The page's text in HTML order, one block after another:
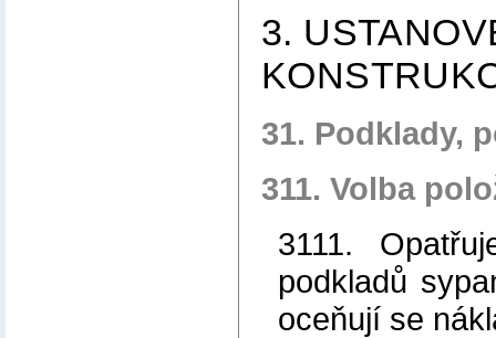
3.
31. Podklady,
311. Volba
3111.
podkladů
oceňují se